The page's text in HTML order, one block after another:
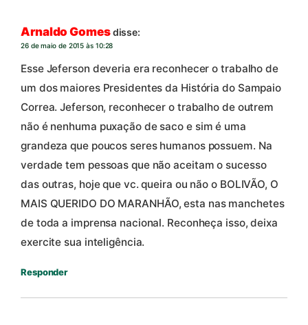
Arnaldo Gomesdisse:
26 de maio de 2015 às 10:28
Esse Jeferson deveria era reconhecer o trabalho de
um dos maiores Presidentes da História do Sampaio
Correa. Jeferson, reconhecer o trabalho de outrem
não é nenhuma puxação de saco e sim é uma
grandeza que poucos seres humanos possuem. Na
verdade tem pessoas que não aceitam o sucesso
das outras, hoje que vc. queira ou não o BOLIVÃO, O
MAIS QUERIDO DO MARANHÃO, esta nas manchetes
de toda a imprensa nacional. Reconheça isso, deixa
exercite sua inteligência.
Responder